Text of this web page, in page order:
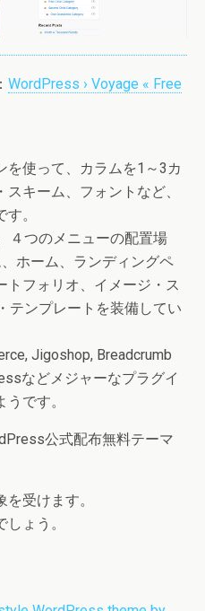
WordPress › Voyage « Free
を使って、カラムを1～3カ
キーム、フォントなど、
。
４つのメニューの配置場
ホーム、ランディングペ
トフォリオ、イメージ・ス
テンプレートを装備してい
Jigoshop, Breadcrumb
などメジャーなプラグイ
です。
公式配布無料テーマ
受けます。
ょう。